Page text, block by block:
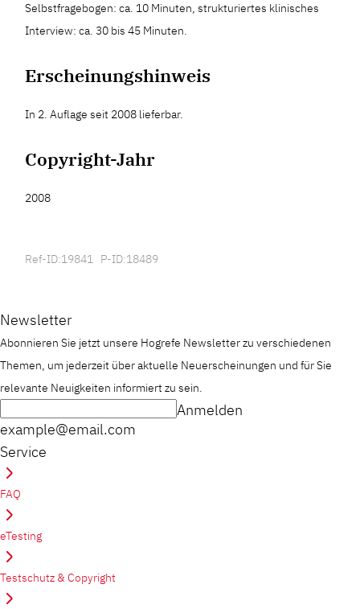
Selbstfragebogen: ca. 10 Minuten, strukturiertes klinisches
Interview: ca. 30 bis 45 Minuten.
Erscheinungshinweis
In 2. Auflage seit 2008 lieferbar.
Copyright-Jahr
2008
Ref-ID:19841 P-ID:18489
Newsletter
Abonnieren Sie jetzt unsere Hogrefe Newsletter zu verschiedenen
Themen, um jederzeit über aktuelle Neuerscheinungen und für Sie
relevante Neuigkeiten informiert zu sein.
example@email.com
Anmelden
Service
FAQ
eTesting
Testschutz & Copyright